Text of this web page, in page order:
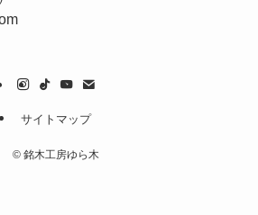
サイトマップ
© 銘木工房ゆら木